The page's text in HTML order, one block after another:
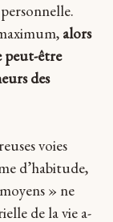
alors
peut-être
des
voies
d’habitude,
» ne
de la vie a-